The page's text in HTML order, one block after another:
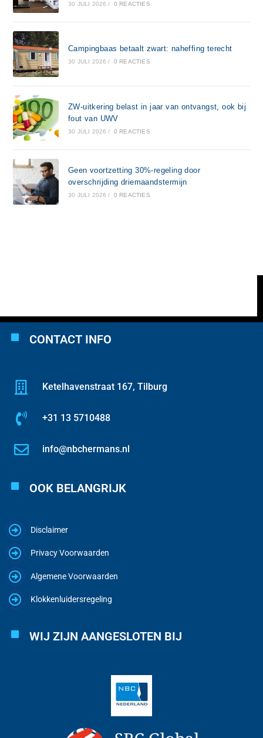
30 JULI 2026 / 0 REACTIES
Campingbaas betaalt zwart: naheffing terecht
30 JULI 2026 / 0 REACTIES
ZW-uitkering belast in jaar van ontvangst, ook bij
fout van UWV
30 JULI 2026 / 0 REACTIES
Geen voortzetting 30%-regeling door
overschrijding driemaandstermijn
30 JULI 2026 / 0 REACTIES
CONTACT INFO
Ketelhavenstraat 167, Tilburg
+31 13 5710488
info@nbchermans.nl
OOK BELANGRIJK
Disclaimer
Privacy Voorwaarden
Algemene Voorwaarden
Klokkenluidersregeling
WIJ ZIJN AANGESLOTEN BIJ